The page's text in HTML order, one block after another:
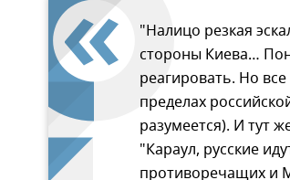
"Налицо резкая
стороны Киева…
реагировать. Но
пределах
разумеется). И тут
"Караул, русские
противоречащих и